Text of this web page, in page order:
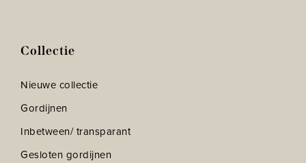
Collectie
Nieuwe collectie
Gordijnen
Inbetween/ transparant
Gesloten gordijnen